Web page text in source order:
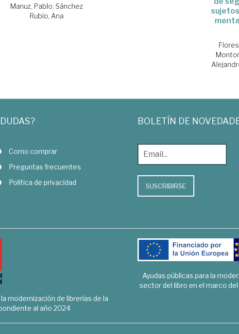
Manuz, Pablo; Sánchez
Rubio, Ana
Como comprar
Preguntas frecuentes
Política de privacidad
BOLETÍN DE
SUSCRIBIRSE
modernización de librerías de la
al año 2024
Ayudas públicas para la
sector del libro en el marco